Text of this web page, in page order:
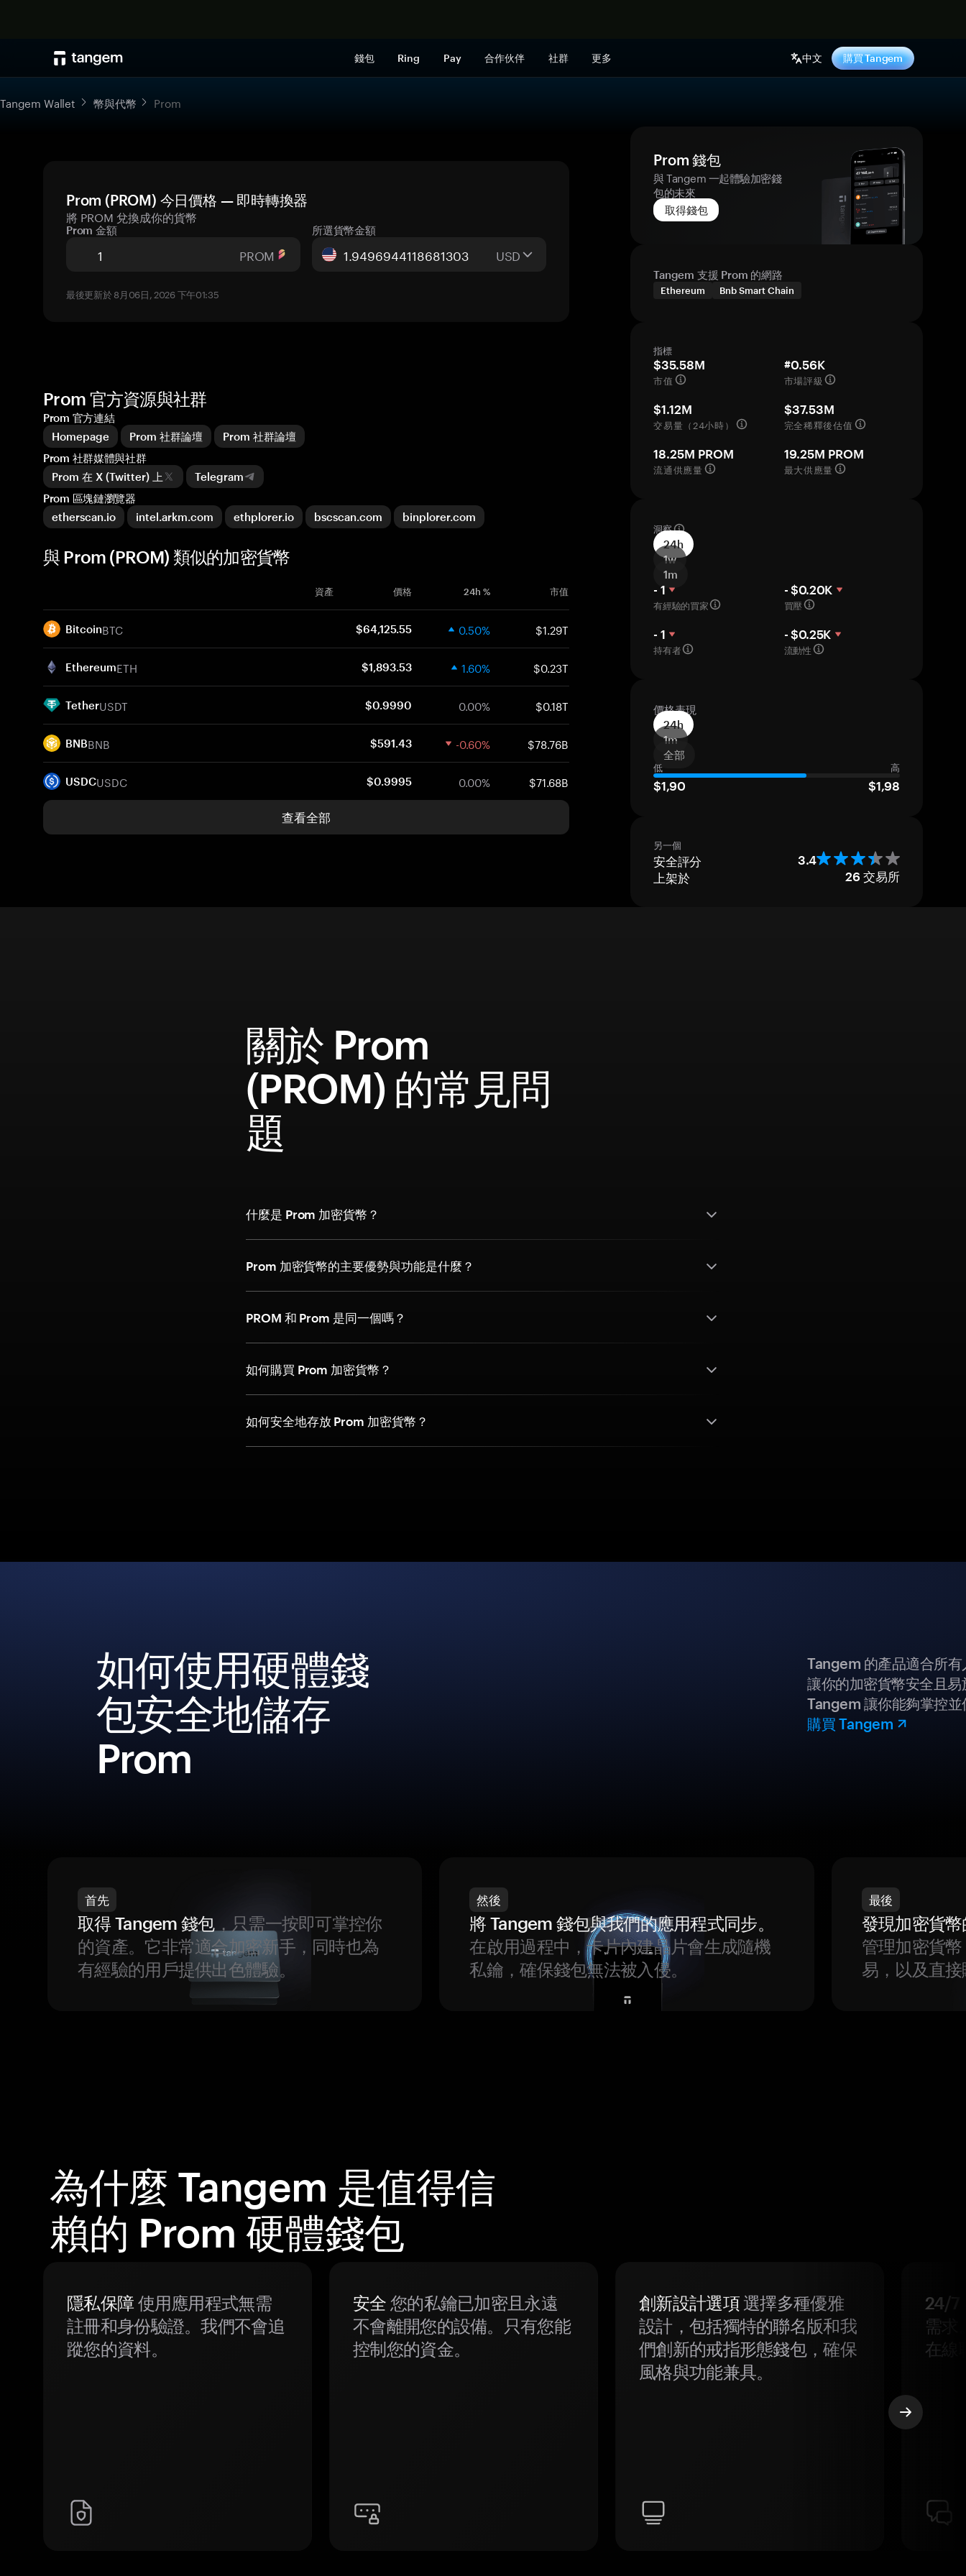
錢包 Ring Pay 合作伙伴 社群 更多 中文 購買 Tangem
Tangem Wallet 幣與代幣 Prom
Prom (PROM) 今日價格 — 即時轉換器
將 PROM 兌換成你的貨幣
Prom 金額
PROM
所選貨幣金額
USD
最後更新於 8月06日, 2026 下午01:35
Prom 錢包
與 Tangem 一起體驗加密錢
包的未來
取得錢包
Tangem 支援 Prom 的網路
Ethereum Bnb Smart Chain
指標
$35.58M
市值
#0.56K
市場評級
$1.12M
交易量（24小時）
$37.53M
完全稀釋後估值
18.25M PROM
流通供應量
19.25M PROM
最大供應量
洞察
24h
1w
1m
- 1
有經驗的買家
- $0.20K
買壓
- 1
持有者
- $0.25K
流動性
價格表現
24h
1m
全部
低 高
$1,90 $1,98
另一個
安全評分 3.4
上架於 26 交易所
Prom 官方資源與社群
Prom 官方連結
Homepage
Prom 社群論壇
Prom 社群論壇
Prom 社群媒體與社群
Prom 在 X (Twitter) 上
Telegram
Prom 區塊鏈瀏覽器
etherscan.io
intel.arkm.com ethplorer.io bscscan.com binplorer.com
與 Prom (PROM) 類似的加密貨幣
資產 價格 24h % 市值
BitcoinBTC $64,125.55 0.50% $1.29T
EthereumETH $1,893.53 1.60% $0.23T
TetherUSDT $0.9990 0.00% $0.18T
BNBBNB $591.43 -0.60% $78.76B
USDCUSDC $0.9995 0.00% $71.68B
查看全部
關於 Prom
(PROM) 的常見問
題
什麼是 Prom 加密貨幣？
Prom 加密貨幣的主要優勢與功能是什麼？
PROM 和 Prom 是同一個嗎？
如何購買 Prom 加密貨幣？
如何安全地存放 Prom 加密貨幣？
如何使用硬體錢
包安全地儲存
Prom
Tangem 的產品適合所
讓你的加密貨幣安全且
Tangem 讓你能夠掌控
購買 Tangem
首先
取得 Tangem 錢包，只需一按即可掌控你
的資產。它非常適合加密新手，同時也為
有經驗的用戶提供出色體驗。
然後
將 Tangem 錢包與我們的應用程式同步。
在啟用過程中，卡片內建晶片會生成隨機
私鑰，確保錢包無法被入侵。
最後
發現加密貨
管理加密貨
易，以及直
為什麼 Tangem 是值得信
賴的 Prom 硬體錢包
隱私保障使用應用程式無需
註冊和身份驗證。我們不會追
蹤您的資料。
安全 您的私鑰已加密且永遠
不會離開您的設備。只有您能
控制您的資金。
創新設計選項選擇多種優雅
設計，包括獨特的聯名版和我
們創新的戒指形態錢包，確保
風格與功能兼具。
24/7
需求
在線